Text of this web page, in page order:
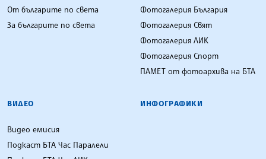
От българите по света
За българите по света
Фотогалерия България
Фотогалерия Свят
Фотогалерия ЛИК
Фотогалерия Спорт
ПАМЕТ от фотоархива на БТА
ВИДЕО
Видео емисия
Подкаст БТА Час Паралели
ИНФОГРАФИКИ